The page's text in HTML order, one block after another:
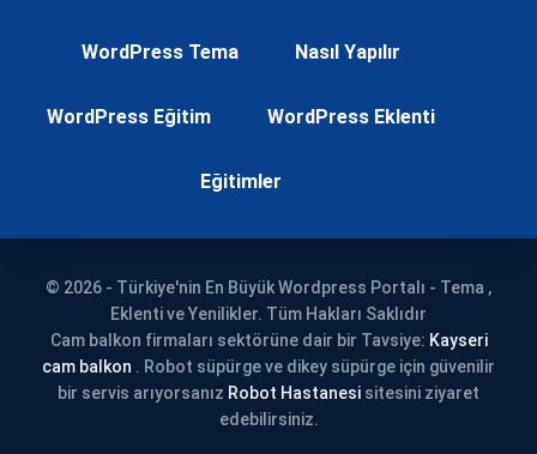
WordPress Tema Nasıl Yapılır
WordPress Eğitim WordPress Eklenti
Eğitimler
© 2026 - Türkiye'nin En Büyük Wordpress Portalı - Tema ,
Eklenti ve Yenilikler. Tüm Hakları Saklıdır
Cam balkon firmaları sektörüne dair bir Tavsiye: Kayseri
cam balkon . Robot süpürge ve dikey süpürge için güvenilir
bir servis arıyorsanız Robot Hastanesi sitesini ziyaret
edebilirsiniz.